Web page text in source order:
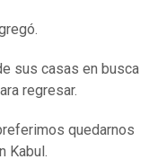
sus casas en busca
regresar.
quedarnos
Kabul.